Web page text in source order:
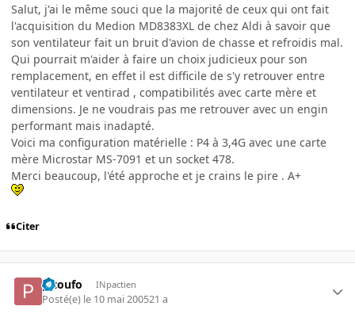
Salut, j'ai le même souci que la majorité de ceux qui ont fait
l'acquisition du Medion MD8383XL de chez Aldi à savoir que
son ventilateur fait un bruit d'avion de chasse et refroidis mal.
Qui pourrait m'aider à faire un choix judicieux pour son
remplacement, en effet il est difficile de s'y retrouver entre
ventilateur et ventirad , compatibilités avec carte mère et
dimensions. Je ne voudrais pas me retrouver avec un engin
performant mais inadapté.
Voici ma configuration matérielle : P4 à 3,4G avec une carte
mère Microstar MS-7091 et un socket 478.
Merci beaucoup, l'été approche et je crains le pire . A+
Citer
pitoufo INpactien
Posté(e) le 10 mai 200521 a